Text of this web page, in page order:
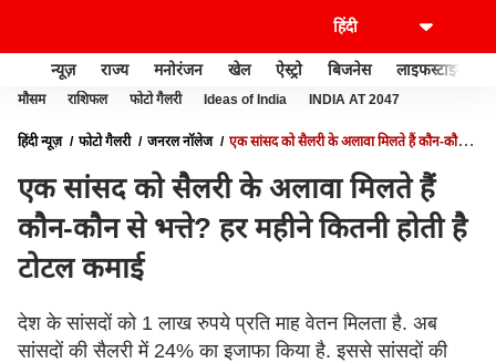
न्यूज़ राज्य मनोरंजन खेल ऐस्ट्रो बिजनेस लाइफस्टाइल
मौसम राशिफल फोटो गैलरी Ideas of India INDIA AT 2047
हिंदी न्यूज़ फोटो गैलरी जनरल नॉलेज
एक सांसद को सैलरी के अलावा मिलते हैं कौन-कौन से
एक सांसद को सैलरी के अलावा मिलते हैं
कौन-कौन से भत्ते? हर महीने कितनी होती है
टोटल कमाई
देश के सांसदों को 1 लाख रुपये प्रति माह वेतन मिलता है. अब
सांसदों की सैलरी में 24% का इजाफा किया है. इससे सांसदों की